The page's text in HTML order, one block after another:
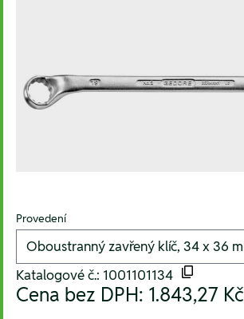
Provedení
Katalogové č.: 1001101134
Cena bez DPH: 1.843,27 Kč